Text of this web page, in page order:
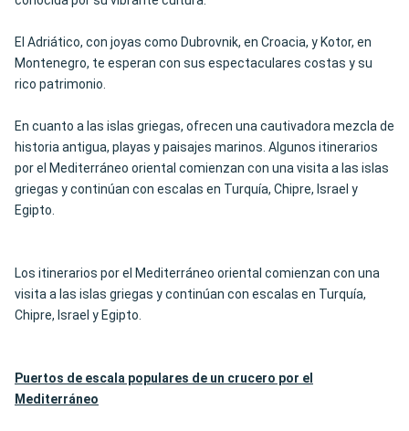
El Adriático, con joyas como Dubrovnik, en Croacia, y Kotor, en
Montenegro, te esperan con sus espectaculares costas y su
rico patrimonio.
En cuanto a las islas griegas, ofrecen una cautivadora mezcla de
historia antigua, playas y paisajes marinos. Algunos itinerarios
por el Mediterráneo oriental comienzan con una visita a las islas
griegas y continúan con escalas en Turquía, Chipre, Israel y
Egipto.
Los itinerarios por el Mediterráneo oriental comienzan con una
visita a las islas griegas y continúan con escalas en Turquía,
Chipre, Israel y Egipto.
Puertos de escala populares de un crucero por el
Mediterráneo